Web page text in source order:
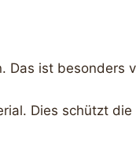
Das ist besonders
Dies schützt die